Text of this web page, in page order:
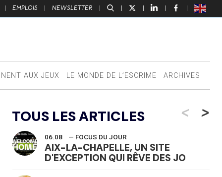
| EMPLOIS | NEWSLETTER | | | | |
AUX JEUX LE MONDE DE L’ESCRIME ARCHIVES
TOUS LES ARTICLES <
06.08 — FOCUS DU JOUR
AIX-LA-CHAPELLE, UN SITE
D'EXCEPTION QUI RÊVE DES JO
>